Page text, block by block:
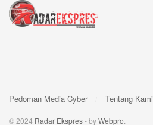
Pedoman Media Cyber Tentang Kami
© 2024 Radar Ekspres- byWebpro